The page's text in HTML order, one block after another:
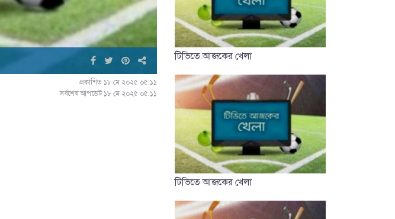
প্রকাশিত ১৮ মে ২০২৫ ০৫:১১
সর্বশেষ আপডেট ১৮ মে ২০২৫ ০৫:১১
টিভিতে আজকের খেলা
টিভিতে আজকের খেলা